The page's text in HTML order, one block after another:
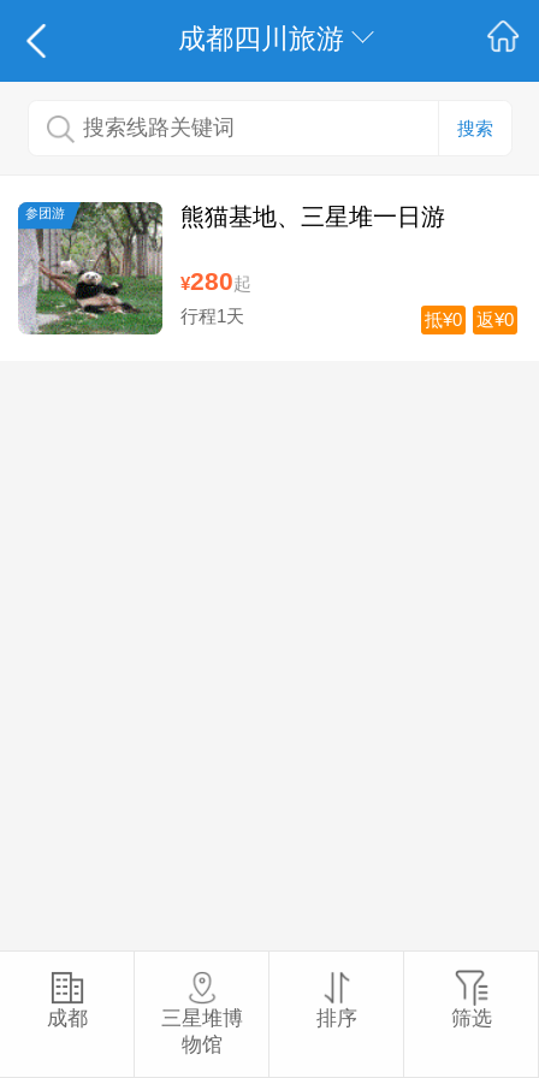
成都四川旅游
搜索
参团游 熊猫基地、三星堆一日游
¥280起
行程1天
返¥0
抵¥0
成都
三星堆博
物馆
排序 筛选